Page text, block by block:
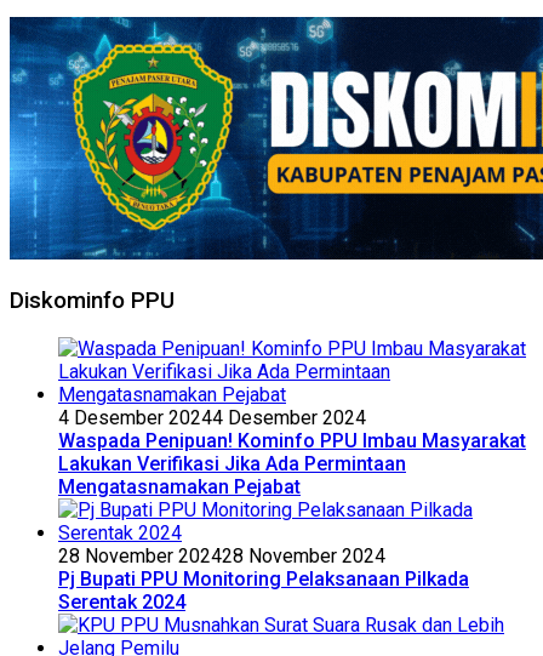
Diskominfo PPU
4 Desember 20244 Desember 2024
Waspada Penipuan! Kominfo PPU Imbau Masyarakat
Lakukan Verifikasi Jika Ada Permintaan
Mengatasnamakan Pejabat
28 November 202428 November 2024
Pj Bupati PPU Monitoring Pelaksanaan Pilkada
Serentak 2024